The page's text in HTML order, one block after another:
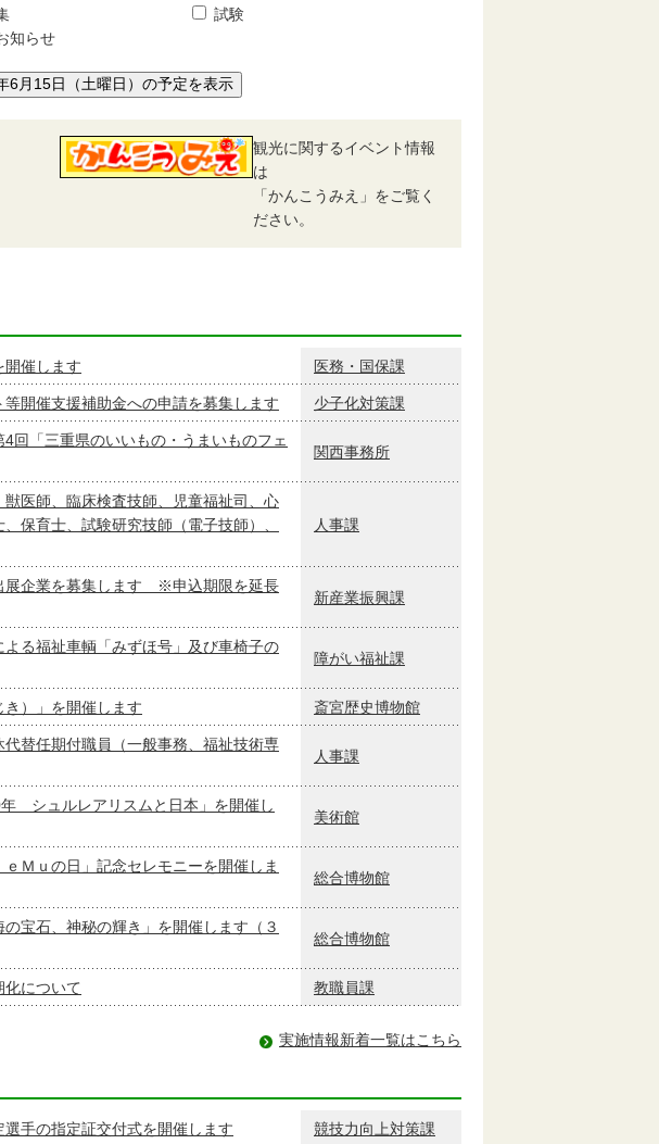
試験
知らせ
6月15日（土曜日）の予定を表示
観光に関するイベント情報
は
「かんこうみえ」をご覧く
ださい。
開催します 医務・国保課
開催支援補助金への申請を募集します 少子化対策課
「三重県のいいもの・うまいものフェ
関西事務所
医師、臨床検査技師、児童福祉司、心
保育士、試験研究技師（電子技師）、
人事課
展企業を募集します ※申込期限を延長
新産業振興課
る福祉車輌「みずほ号」及び車椅子の
障がい福祉課
）」を開催します 斎宮歴史博物館
替任期付職員（一般事務、福祉技術専
人事課
シュルレアリスムと日本」を開催し
美術館
Ｍｕの日」記念セレモニーを開催しま
総合博物館
宝石、神秘の輝き」を開催します（３
総合博物館
化について 教職員課
実施情報新着一覧はこちら
手の指定証交付式を開催します 競技力向上対策課